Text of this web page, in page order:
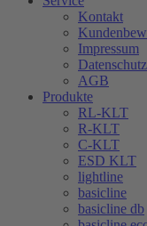
Kontakt
Impressum
Datenschutz
AGB
Produkte
RL-KLT
R-KLT
C-KLT
ESD KLT
lightline
basicline
basicline db